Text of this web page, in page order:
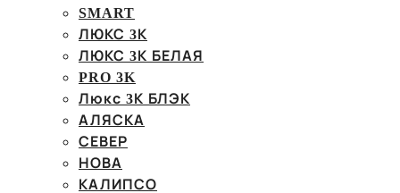
SMART
ЛЮКС 3К
ЛЮКС 3К БЕЛАЯ
PRO 3K
Люкс 3К БЛЭК
АЛЯСКА
СЕВЕР
НОВА
КАЛИПСО